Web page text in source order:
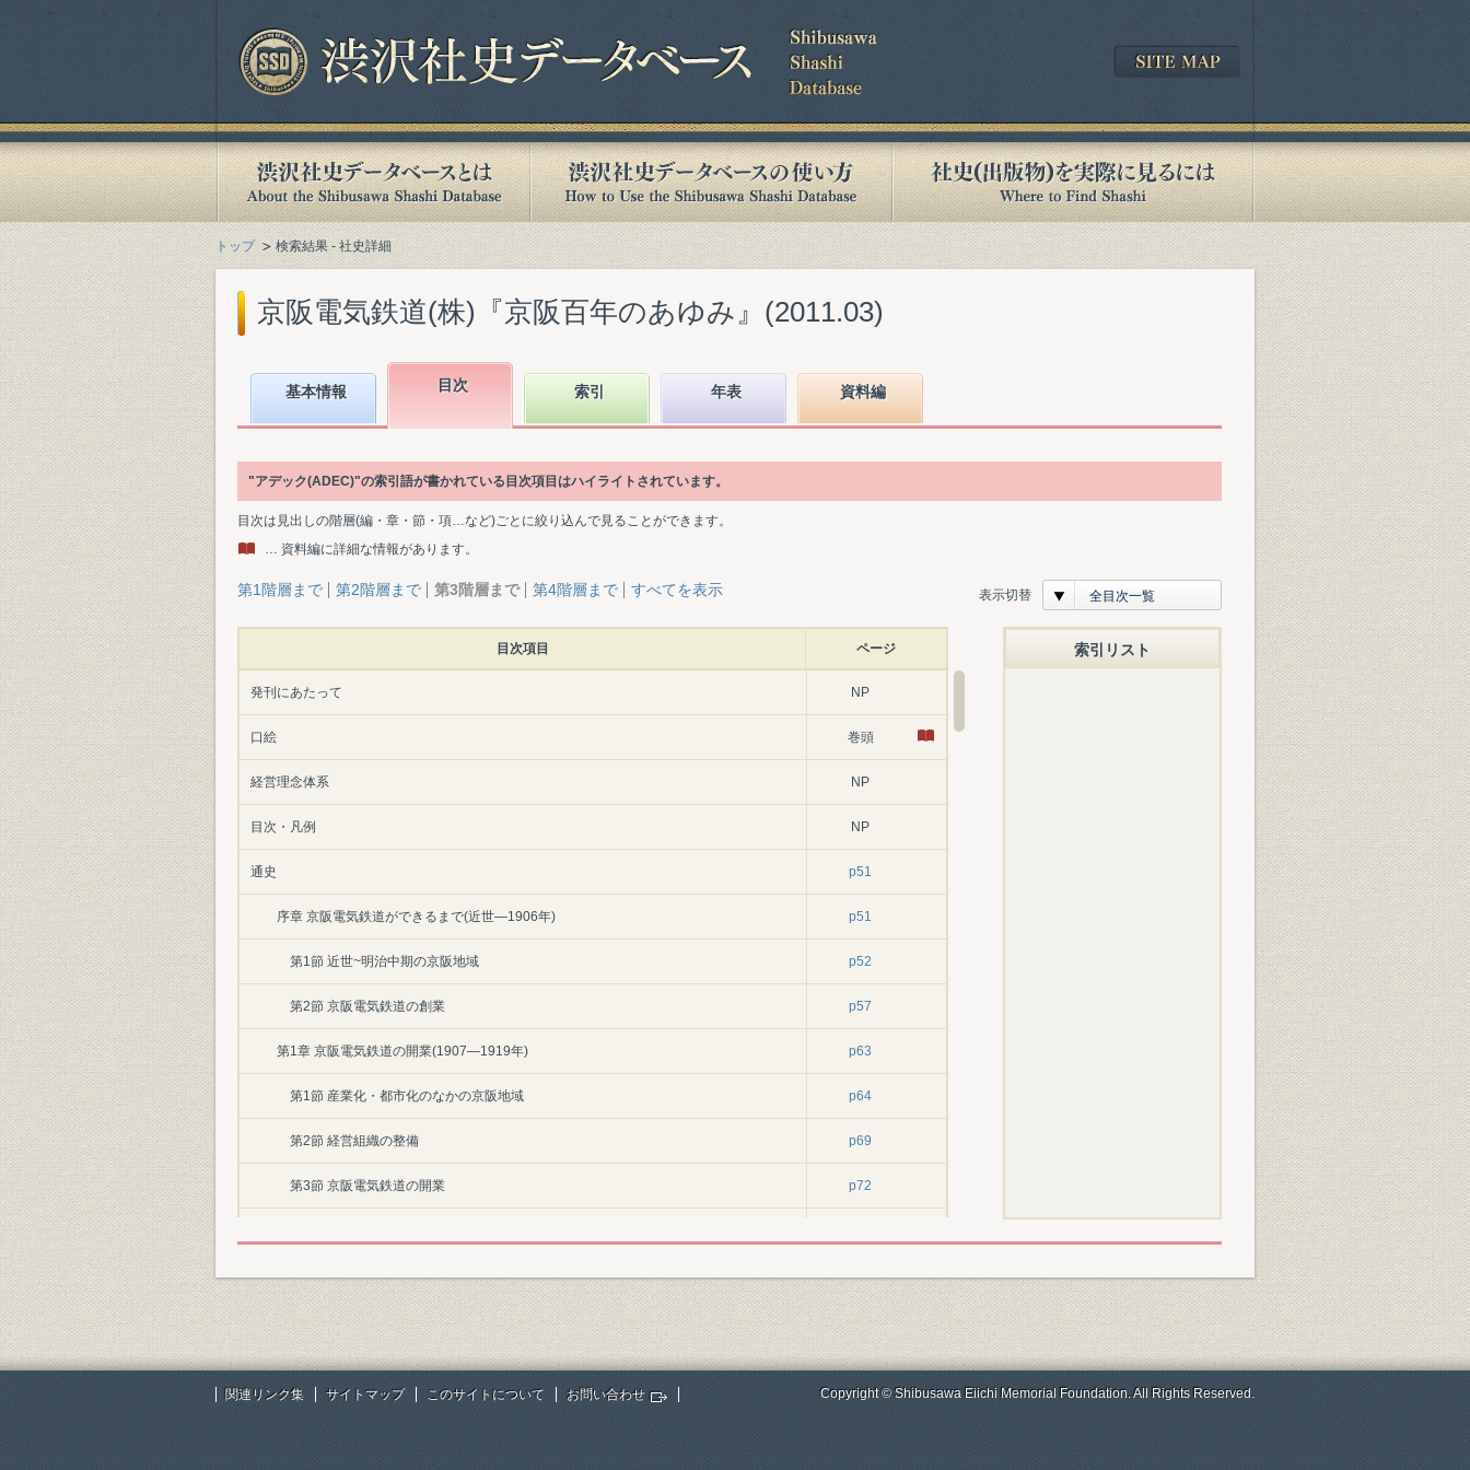
トップ 検索結果 - 社史詳細
京阪電気鉄道(株)『京阪百年のあゆみ』(2011.03)
基本情報 目次 索引 年表 資料編
"アデック(ADEC)"の索引語が書かれている目次項目はハイライトされています。
目次は見出しの階層(編・章・節・項…など)ごとに絞り込んで見ることができます。
… 資料編に詳細な情報があります。
第1階層まで 第2階層まで 第3階層まで 第4階層まで すべてを表示 表示切替 全目次一覧
目次項目 ページ
発刊にあたって NP
口絵 巻頭
経営理念体系 NP
目次・凡例 NP
通史 p51
序章 京阪電気鉄道ができるまで(近世―1906年) p51
第1節 近世~明治中期の京阪地域 p52
第2節 京阪電気鉄道の創業 p57
第1章 京阪電気鉄道の開業(1907―1919年) p63
第1節 産業化・都市化のなかの京阪地域 p64
第2節 経営組織の整備 p69
第3節 京阪電気鉄道の開業 p72
第5節 資金調達と経営成果 p89
第2章 「京阪王国」の形成(1920―1929年) p93
第1節 慢性不況下の京阪地域 p94
索引リスト
関連リンク集 サイトマップ このサイトについて お問い合わせ Copyright © Shibusawa Eiichi Memorial Foundation. All Rights Reserved.